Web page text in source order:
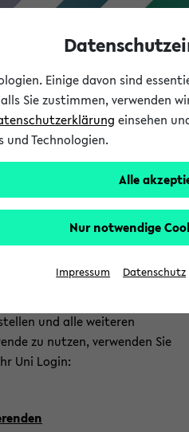
am eKVV. Bitte
und alle weiteren
zu nutzen, verwenden Sie
Uni Login:
Einige davon sind
Sie zustimmen,
einsehen
Technologien.
Alle
Nur notwendige
Impressum Datenschutz